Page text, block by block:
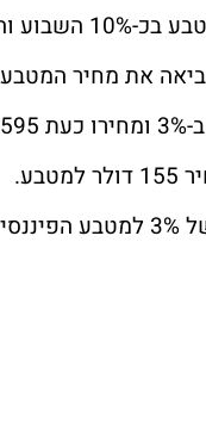
68 אלף דולר כעת.